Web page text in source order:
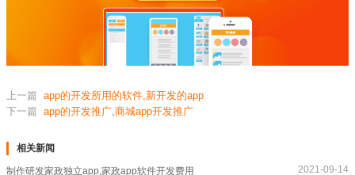
上一篇 app的开发所用的软件,新开发的app
下一篇 app的开发推广,商城app开发推广
相关新闻
制作研发家政独立app,家政app软件开发费用 2021-09-14